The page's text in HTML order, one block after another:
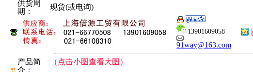
供货周
期：
现货(或电询)
13901609058
91way@163.com
产品简
介：
（点击小图查看大图）